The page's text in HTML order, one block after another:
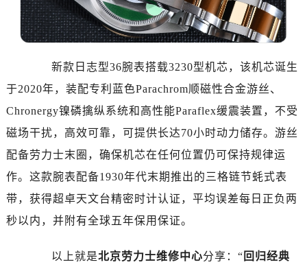
内蒙古自治区呼和浩特市玉泉区大学西街70号华润万象城写字楼（鄂尔多斯大厦）23层2326室（需提前预约）
甘肃省兰州市七里河区西津西路16号兰州中心写字楼21层2102室（需提前预约）
黑龙江省鹤岗市向阳区红军路劳力士售后服务中心（需提前预约）
黑龙江省鸡西市鸡冠区红军路劳力士售后服务中心（需提前预约）
黑龙江省七台河市桃山区大同街劳力士售后服务中心（需提前预约）
黑龙江省齐齐哈尔市龙沙区龙华路劳力士售后服务中心（需提前预约）
黑龙江省双鸭山市尖山区新兴大街劳力士售后服务中心（需提前预约）
吉林省白城市洮北区明仁南街劳力士售后服务中心（需提前预约）
新款日志型36腕表搭载3230型机芯，该机芯诞生
于2020年，装配专利蓝色Parachrom顺磁性合金游丝、
Chronergy镍磷擒纵系统和高性能Paraflex缓震装置，不受
磁场干扰，高效可靠，可提供长达70小时动力储存。游丝
配备劳力士末圈，确保机芯在任何位置仍可保持规律运
作。这款腕表配备1930年代末期推出的三格链节蚝式表
带，获得超卓天文台精密时计认证，平均误差每日正负两
秒以内，并附有全球五年保用保证。
以上就是北京劳力士维修中心分享：“ 回归经典